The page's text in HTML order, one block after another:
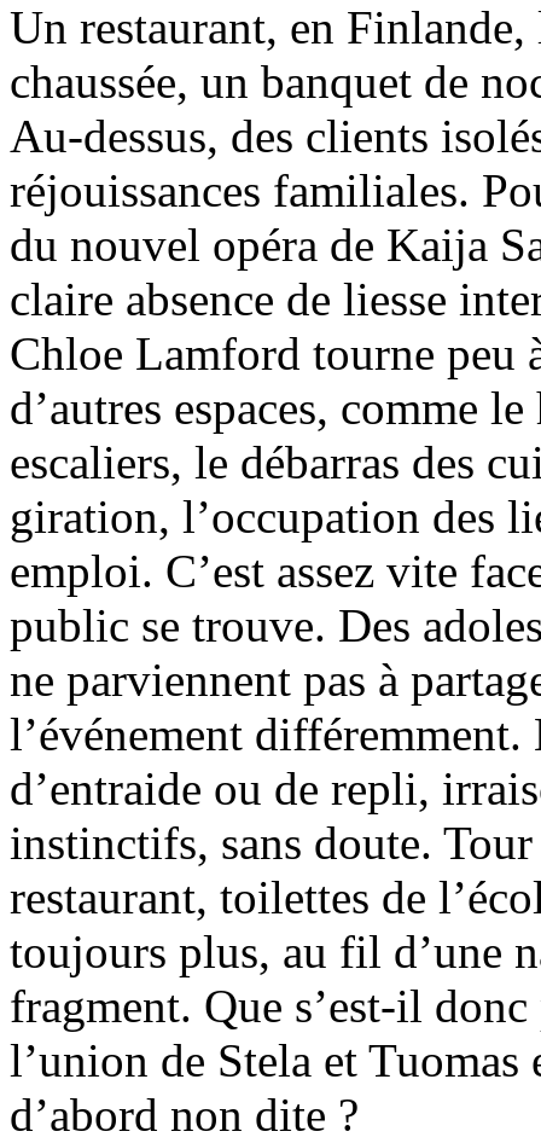
Un restaurant, en
chaussée, un banquet de
Au-dessus, des clients
réjouissances familiales.
du nouvel opéra de Kaija
claire absence de liesse
Chloe Lamford tourne peu
d’autres espaces, comme
escaliers, le débarras des
giration, l’occupation des
emploi. C’est assez vite
public se trouve. Des
ne parviennent pas à
l’événement différemment.
d’entraide ou de repli,
instinctifs, sans doute.
restaurant, toilettes de
toujours plus, au fil d’une
fragment. Que s’est-il
l’union de Stela et
d’abord non dite ?